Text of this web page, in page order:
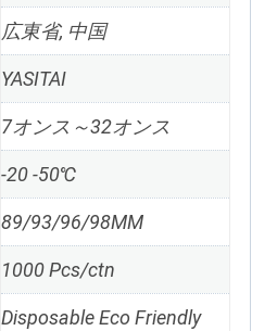
広東省, 中国
YASITAI
7オンス～32オンス
-20 -50℃
89/93/96/98MM
1000Pcs/ctn
Disposable Eco Friendly